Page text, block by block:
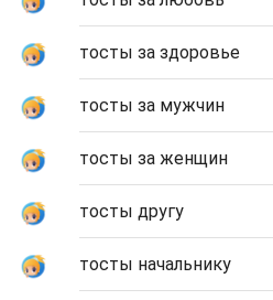
тосты за здоровье
тосты за мужчин
тосты за женщин
тосты другу
тосты начальнику